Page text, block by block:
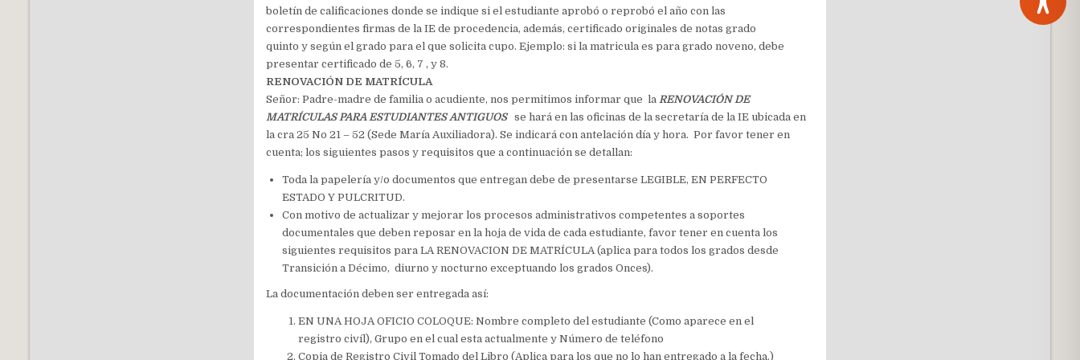
boletín de calificaciones donde se indique si el estudiante aprobó o reprobó el año con las
correspondientes firmas de la IE de procedencia, además, certificado originales de notas grado
quinto y según el grado para el que solicita cupo. Ejemplo: si la matricula es para grado noveno, debe
presentar certificado de 5, 6, 7 , y 8.
RENOVACIÓN DE MATRÍCULA
Señor: Padre-madre de familia o acudiente, nos permitimos informar que laRENOVACIÓN DE
MATRÍCULAS PARA ESTUDIANTES ANTIGUOSse hará en las oficinas de la secretaría de la IE ubicada en
la cra 25 No 21 – 52 (Sede María Auxiliadora). Se indicará con antelación día y hora. Por favor tener en
cuenta; los siguientes pasos y requisitos que a continuación se detallan:
Toda la papelería y/o documentos que entregan debe de presentarse LEGIBLE, EN PERFECTO
ESTADO Y PULCRITUD.
Con motivo de actualizar y mejorar los procesos administrativos competentes a soportes
documentales que deben reposar en la hoja de vida de cada estudiante, favor tener en cuenta los
siguientes requisitos paraLA RENOVACION DE MATRÍCULA(aplica para todos los grados desde
Transición a Décimo, diurno y nocturno exceptuando los grados Onces).
La documentación deben ser entregada así:
EN UNA HOJA OFICIO COLOQUE: Nombre completo del estudiante (Como aparece en el
registro civíl), Grupo en el cual esta actualmente y Número de teléfono
Copia de Registro Civil Tomado del Libro (Aplica para los que no lo han entregado a la fecha.)